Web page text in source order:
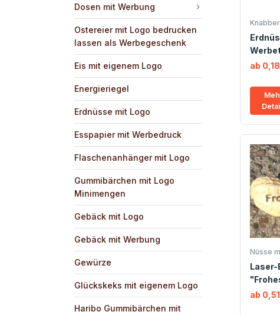
Dosen mit Werbung
Ostereier mit Logo bedrucken
lassen als Werbegeschenk
Eis mit eigenem Logo
Energieriegel
Erdnüsse mit Logo
Esspapier mit Werbedruck
Flaschenanhänger mit Logo
Gummibärchen mit Logo
Minimengen
Gebäck mit Logo
Gebäck mit Werbung
Gewürze
Glückskeks mit eigenem Logo
Haribo Gummibärchen mit
ab
Nüsse
Laser-
ab